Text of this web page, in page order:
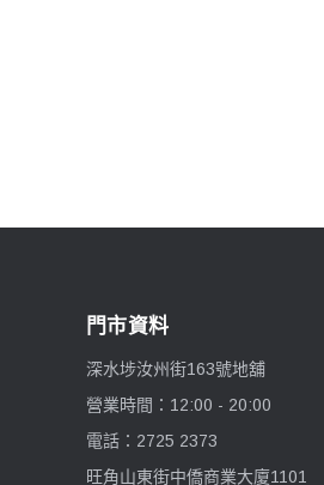
門市資料
深水埗汝州街163號地舖
營業時間：12:00 - 20:00
電話：2725 2373
旺角山東街中僑商業大廈1101